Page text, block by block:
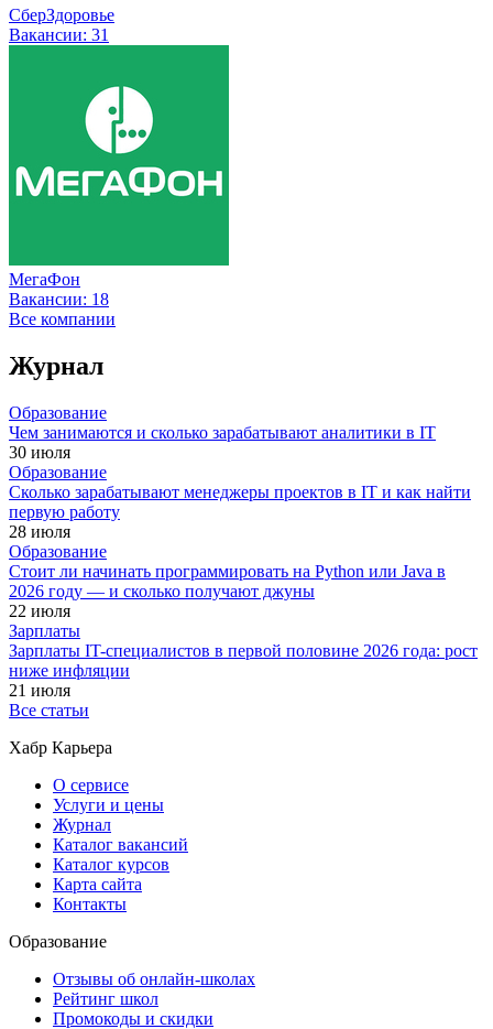
СберЗдоровье
Вакансии: 31
МегаФон
Вакансии: 18
Все компании
Журнал
Образование
Чем занимаются и сколько зарабатывают аналитики в IT
30 июля
Образование
Сколько зарабатывают менеджеры проектов в IT и как найти
первую работу
28 июля
Образование
Стоит ли начинать программировать на Python или Java в
2026 году — и сколько получают джуны
22 июля
Зарплаты
Зарплаты IT-специалистов в первой половине 2026 года: рост
ниже инфляции
21 июля
Все статьи
Хабр Карьера
О сервисе
Услуги и цены
Журнал
Каталог вакансий
Каталог курсов
Карта сайта
Контакты
Образование
Отзывы об онлайн-школах
Рейтинг школ
Промокоды и скидки